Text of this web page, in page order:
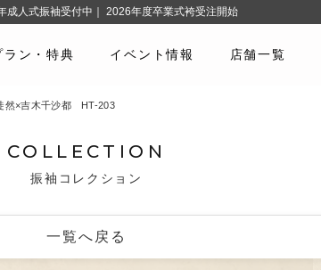
ラン・特典 イベント情報 店舗一覧
然×吉木千沙都 HT-203
COLLECTION
振袖コレクション
一覧へ戻る
成人式振袖受付中｜ 2026年度卒業式袴受注開始